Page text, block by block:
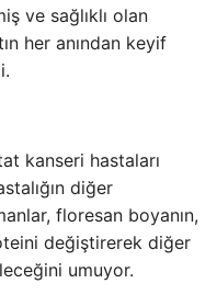
ve sağlıklı olan
her anından keyif
kanseri hastaları
diğer
floresan boyanın,
değiştirerek diğer
umuyor.